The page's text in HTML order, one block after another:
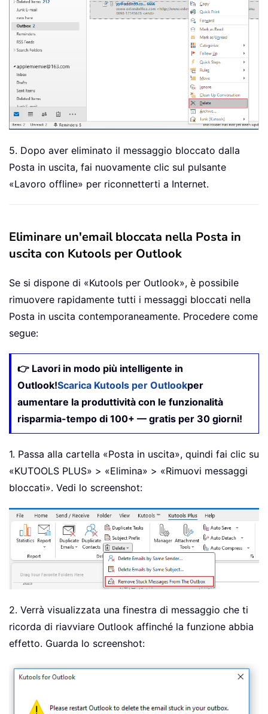
5. Dopo aver eliminato il messaggio bloccato dalla
Posta in uscita, fai nuovamente clic sul pulsante
«Lavoro offline» per riconnetterti a Internet.
Eliminare un'email bloccata nella Posta in
uscita con Kutools per Outlook
Se si dispone di «Kutools per Outlook», è possibile
rimuovere rapidamente tutti i messaggi bloccati nella
Posta in uscita contemporaneamente. Procedere come
segue:
👉 Lavori in modo più intelligente in
Outlook!Scarica Kutools per Outlookper
aumentare la produttività con le funzionalità
risparmia-tempo di 100+ — gratis per 30 giorni!
1. Passa alla cartella «Posta in uscita», quindi fai clic su
«KUTOOLS PLUS» > «Elimina» > «Rimuovi messaggi
bloccati». Vedi lo screenshot:
2. Verrà visualizzata una finestra di messaggio che ti
ricorda di riavviare Outlook affinché la funzione abbia
effetto. Guarda lo screenshot: